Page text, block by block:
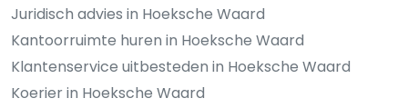
Juridisch advies in Hoeksche Waard
Kantoorruimte huren in Hoeksche Waard
Klantenservice uitbesteden in Hoeksche Waard
Koerier in Hoeksche Waard